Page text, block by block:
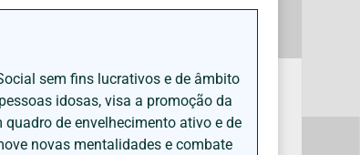
sem fins lucrativos e de âmbito
idosas, visa a promoção da
de envelhecimento ativo e de
novas mentalidades e combate